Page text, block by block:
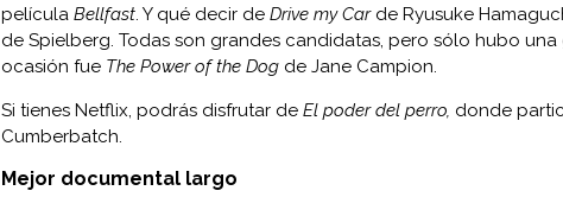
película Bellfast. Y qué decir de Drive my Carde Ryusuke
de Spielberg. Todas son grandes candidatas, pero sólo hubo
ocasión fue The Power of the Dog de Jane Campion.
Si tienes Netflix, podrás disfrutar de El poder del perro, donde
Cumberbatch.
Mejor documental largo